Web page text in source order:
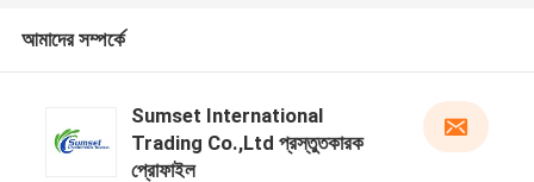
আমাদের সম্পর্কে
Sumset International
Trading Co.,Ltd প্রস্তুতকারক
প্রোফাইল